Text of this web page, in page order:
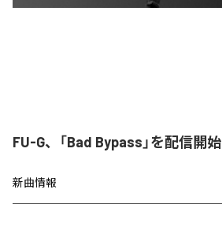
FU-G、「Bad Bypass」を配信開始
新曲情報